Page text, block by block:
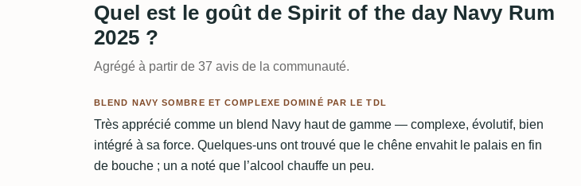
Quel est le goût de Spirit of the day Navy Rum
2025 ?
Agrégé à partir de 37 avis de la communauté.
BLEND NAVY SOMBRE ET COMPLEXE DOMINÉ PAR LE TDL
Très apprécié comme un blend Navy haut de gamme — complexe, évolutif, bien
intégré à sa force. Quelques-uns ont trouvé que le chêne envahit le palais en fin
de bouche ; un a noté que l’alcool chauffe un peu.